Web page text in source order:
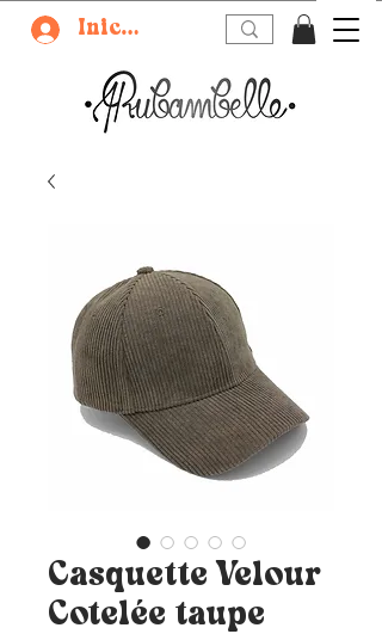
Iniciar sesión
Casquette Velour
Cotelée taupe